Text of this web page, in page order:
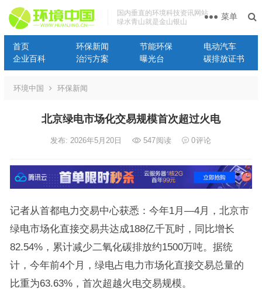
国内垂直的环境科技资讯网站
绿水青山就是金山银山
首页 环保新闻 节能环保
电动汽车
企业百科
治污方案 曝光台 碳排放证书
菜单
环境中国 环保新闻
北京绿电市场化交易规模首次超过火电
发布: 2026年5月20日 547阅读 0评论
记者从首都电力交易中心获悉：今年1月—4月，北京市
绿电市场化直接交易共达成188亿千瓦时，同比增长
82.54%，累计减少二氧化碳排放约1500万吨。据统
计，今年前4个月，绿电占电力市场化直接交易总量的
比重为63.63%，首次超越火电交易规模。